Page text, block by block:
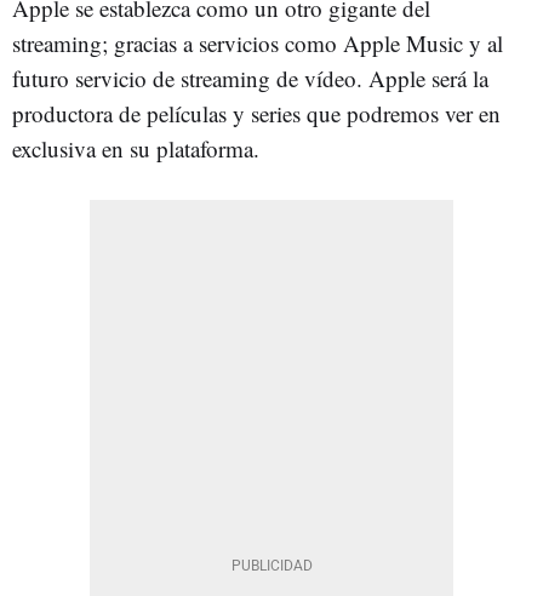
Apple se establezca como un otro gigante del
streaming; gracias a servicios como Apple Music y al
futuro servicio de streaming de vídeo. Apple será la
productora de películas y series que podremos ver en
exclusiva en su plataforma.